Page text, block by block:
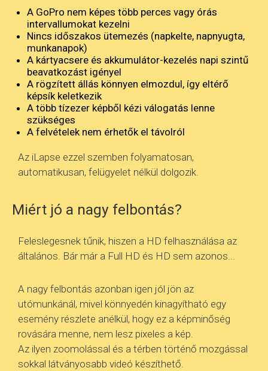
A GoPro nem képes több perces vagy órás
intervallumokat kezelni
Nincs időszakos ütemezés (napkelte, napnyugta,
munkanapok)
A kártyacsere és akkumulátor-kezelés napi szintű
beavatkozást igényel
A rögzített állás könnyen elmozdul, így eltérő
képsík keletkezik
A több tízezer képből kézi válogatás lenne
szükséges
A felvételek nem érhetők el távolról
Az iLapse ezzel szemben folyamatosan,
automatikusan, felügyelet nélkül dolgozik.
Miért jó a nagy felbontás?
Feleslegesnek tűnik, hiszen a HD felhasználása az
általános. Bár már a Full HD és HD sem azonos...
A nagy felbontás azonban igen jól jön az
utómunkánál, mivel könnyedén kinagyítható egy
esemény részlete anélkül, hogy ez a képminőség
rovására menne, nem lesz pixeles a kép.
Az ilyen zoomolással és a térben történő mozgással
sokkal látványosabb videó készíthető.